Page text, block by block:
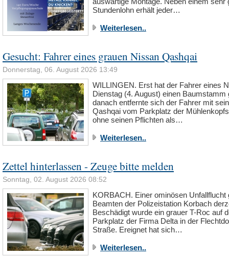
Stundenlohn erhält jeder…
Weiterlesen..
Gesucht: Fahrer eines grauen Nissan Qashqai
Donnerstag, 06. August 2026 13:49
WILLINGEN. Erst hat der Fahrer eines
Dienstag (4. August) einen Baumstamm
danach entfernte sich der Fahrer mit
Qashqai vom Parkplatz der
ohne seinen Pflichten als…
Weiterlesen..
Zettel hinterlassen - Zeuge bitte melden
Sonntag, 02. August 2026 08:52
KORBACH. Einer ominösen Unfallflucht
Beamten der Polizeistation Korbach
Beschädigt wurde ein grauer T-Roc auf
Parkplatz der Firma Delta in der
Straße. Ereignet hat sich…
Weiterlesen..